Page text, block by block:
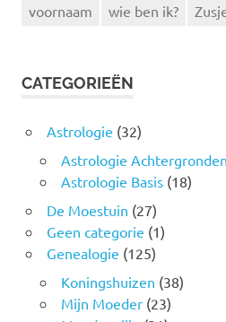
voornaam
wie ben ik?
CATEGORIEËN
Astrologie (32)
Astrologie Achtergronden
Astrologie Basis(18)
De Moestuin (27)
Geen categorie (1)
Genealogie (125)
Koningshuizen (38)
Mijn Moeder(23)